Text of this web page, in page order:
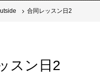
らヘアサロンSolana（ソラーナ）
合同レッスン日2
スン日2